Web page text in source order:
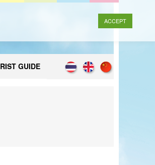
GUIDE
ACCEPT